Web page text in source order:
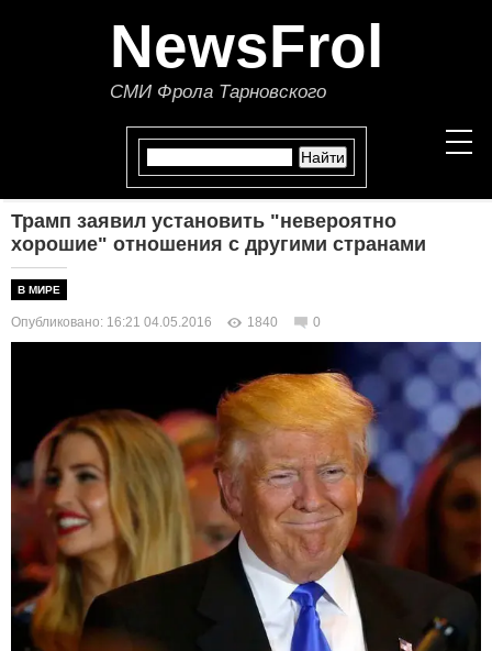
NewsFrol
СМИ Фрола Тарновского
НОВОСТИ
ПОЛИТИКА
ЭКОНОМИКА
В МИРЕ
ОБЩЕСТВО
КУЛЬТУРА
НАУКА
СПОРТ
Трамп заявил установить "невероятно
хорошие" отношения с другими странами
В МИРЕ
Опубликовано: 16:21 04.05.2016 1840 0